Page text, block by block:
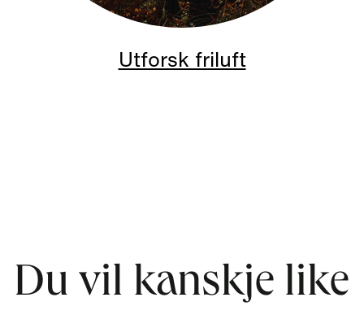
Utforsk friluft
Du vil kanskje like